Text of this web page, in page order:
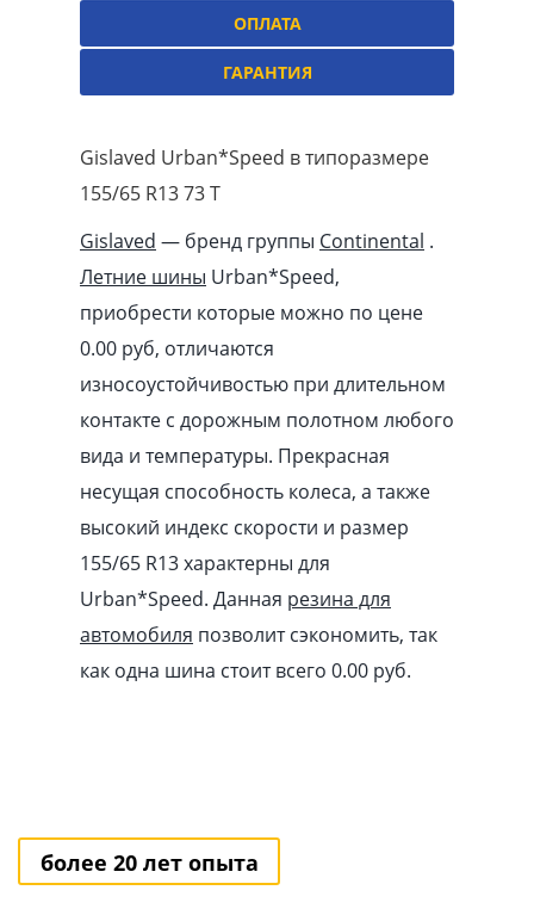
ОПЛАТА
ГАРАНТИЯ
Gislaved Urban*Speed в типоразмере
155/65 R13 73 T
Gislaved — бренд группы Continental .
Летние шины Urban*Speed,
приобрести которые можно по цене
0.00 pуб, отличаются
износоустойчивостью при длительном
контакте с дорожным полотном любого
вида и температуры. Прекрасная
несущая способность колеса, а также
высокий индекс скорости и размер
155/65 R13 характерны для
Urban*Speed. Данная резина для
автомобиля позволит сэкономить, так
как одна шина стоит всего 0.00 pуб.
более 20 лет опыта